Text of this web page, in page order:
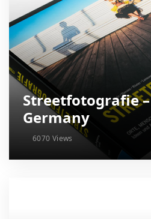
Streetfotografie
Germany
6070 Views